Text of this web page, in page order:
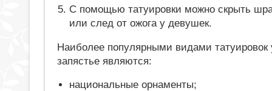
С помощью татуировки можно скрыть
или след от ожога у девушек.
Наиболее популярными видами татуировок
запястье являются:
национальные орнаменты;